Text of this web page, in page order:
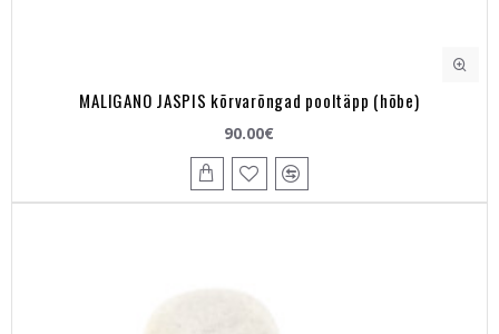
MALIGANO JASPIS kõrvarõngad pooltäpp (hõbe)
90.00€